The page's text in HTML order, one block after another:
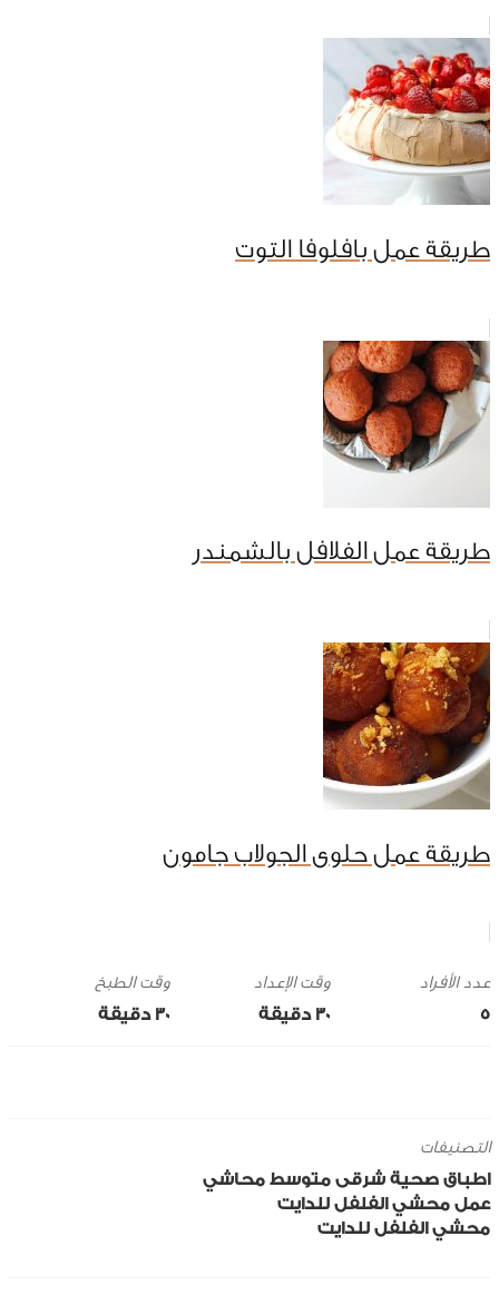
طريقة عمل بافلوفا التوت
طريقة عمل الفلافل بالشمندر
طريقة عمل حلوى الجولاب جامون
5
وقت الإعداد
30 ‎دقيقة
وقت الطبخ
30 ‎دقيقة
التصنيفات
اطباق صحية شرقى متوسط محاشي
عمل محشي الفلفل للدايت
محشي الفلفل للدايت